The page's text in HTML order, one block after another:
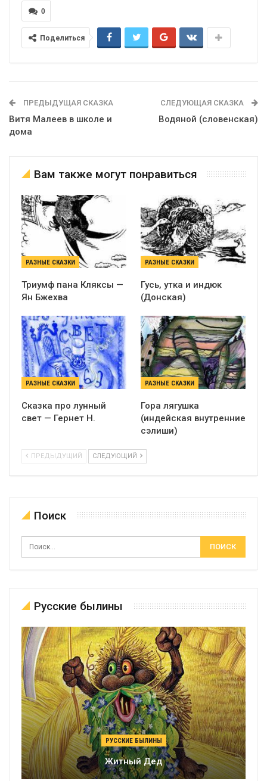
0
Поделиться
ПРЕДЫДУЩАЯ СКАЗКА
Витя Малеев в школе и
дома
СЛЕДУЮЩАЯ СКАЗКА
Водяной (словенская)
Вам также могут понравиться
РАЗНЫЕ СКАЗКИ
Триумф пана Кляксы —
Ян Бжехва
РАЗНЫЕ СКАЗКИ
Гусь, утка и индюк
(Донская)
РАЗНЫЕ СКАЗКИ
Сказка про лунный
свет — Гернет Н.
РАЗНЫЕ СКАЗКИ
Гора лягушка
(индейская внутренние
сэлиши)
ПРЕДЫДУЩИЙ СЛЕДУЮЩИЙ
Поиск
Русские былины
РУССКИЕ БЫЛИНЫ
Житный Дед